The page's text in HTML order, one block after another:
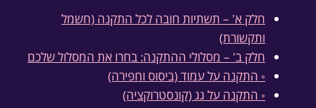
חלק א' – תשתיות חובה לכל התקנה (חשמל
ותקשורת)
חלק ב' – מסלולי ההתקנה: בחרו את המסלול שלכם
◦ התקנה על עמוד (ביסוס וחפירה)
◦ התקנה על גג (קונסטרוקציה)